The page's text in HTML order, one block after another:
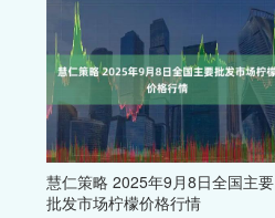
慧仁策略 2025年9月8日全国主要
批发市场柠檬价格行情